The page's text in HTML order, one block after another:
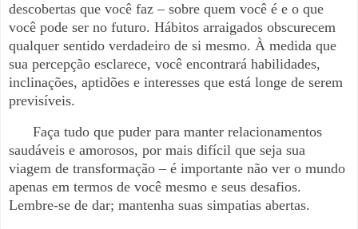
descobertas que você faz – sobre quem você é e o que
você pode ser no futuro. Hábitos arraigados obscurecem
qualquer sentido verdadeiro de si mesmo. À medida que
sua percepção esclarece, você encontrará habilidades,
inclinações, aptidões e interesses que está longe de serem
previsíveis.
Faça tudo que puder para manter relacionamentos
saudáveis e amorosos, por mais difícil que seja sua
viagem de transformação – é importante não ver o mundo
apenas em termos de você mesmo e seus desafios.
Lembre-se de dar; mantenha suas simpatias abertas.